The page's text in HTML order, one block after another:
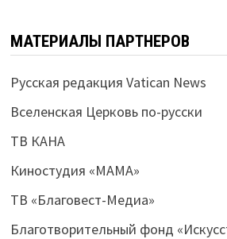
МАТЕРИАЛЫ ПАРТНЕРОВ
Русская редакция Vatican News
Вселенская Церковь по-русски
ТВ КАНА
Киностудия «МАМА»
ТВ «Благовест-Медиа»
Благотворительный фонд